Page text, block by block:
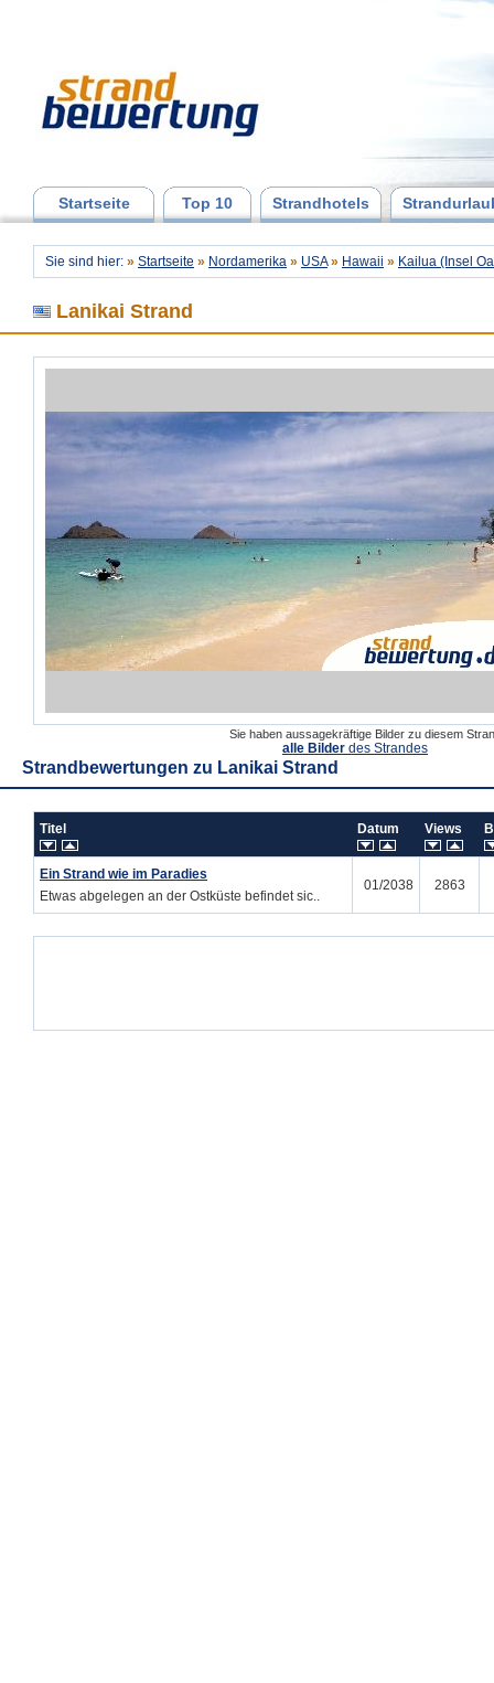
Startseite Top 10 Strandhotels
Sie sind hier: » Startseite » Nordamerika » USA » Hawaii » Kailua (Insel
Lanikai Strand
Sie haben aussagekräftige Bilder zu diesem
alle Bilder des Strandes
Strandbewertungen zu Lanikai Strand
Titel Datum Views
Ein Strand wie im Paradies
Etwas abgelegen an der Ostküste befindet sic..
01/2038 2863